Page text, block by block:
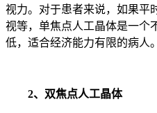
视力。对于患者来说，如果平
视等，单焦点人工晶体是一个
低，适合经济能力有限的病人。
2、 双焦点人工晶体